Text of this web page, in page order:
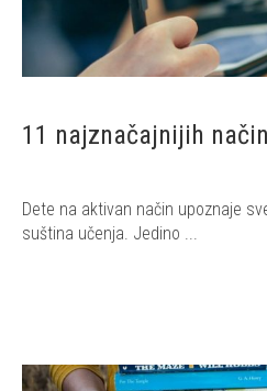
11 najznačajnijih
Dete na aktivan način upoznaje
suština učenja. Jedino ...